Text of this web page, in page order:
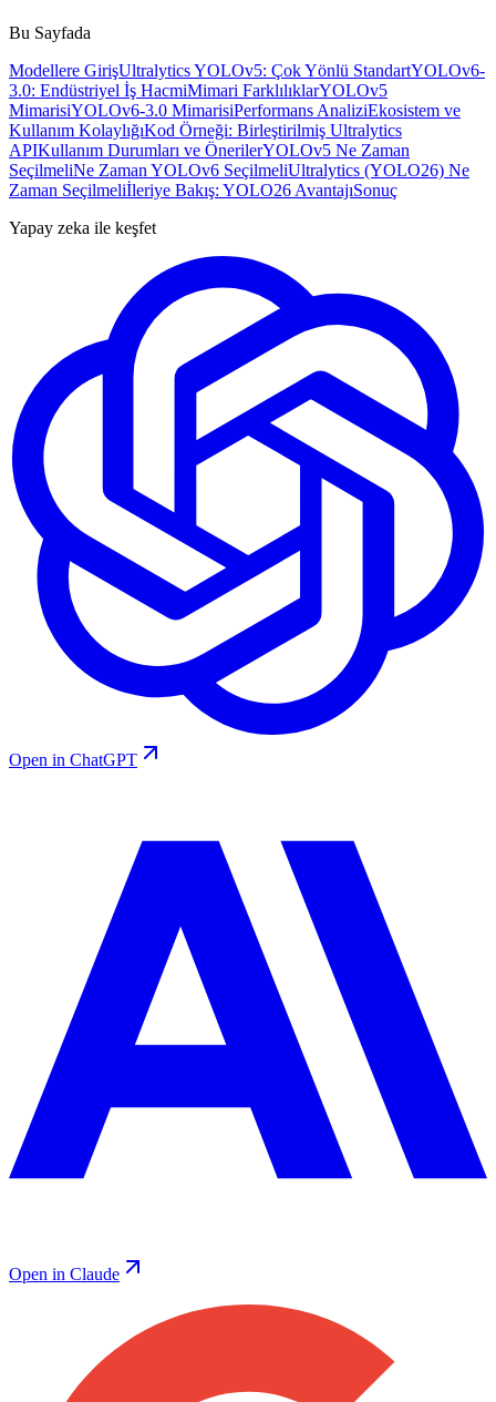
Bu Sayfada
Modellere GirişUltralytics YOLOv5: Çok Yönlü StandartYOLOv6-
3.0: Endüstriyel İş HacmiMimari FarklılıklarYOLOv5
MimarisiYOLOv6-3.0 MimarisiPerformans AnaliziEkosistem ve
Kullanım KolaylığıKod Örneği: Birleştirilmiş Ultralytics
APIKullanım Durumları ve ÖnerilerYOLOv5 Ne Zaman
SeçilmeliNe Zaman YOLOv6 SeçilmeliUltralytics (YOLO26) Ne
Zaman Seçilmeliİleriye Bakış: YOLO26 AvantajıSonuç
Yapay zeka ile keşfet
Open in ChatGPT
Open in Claude